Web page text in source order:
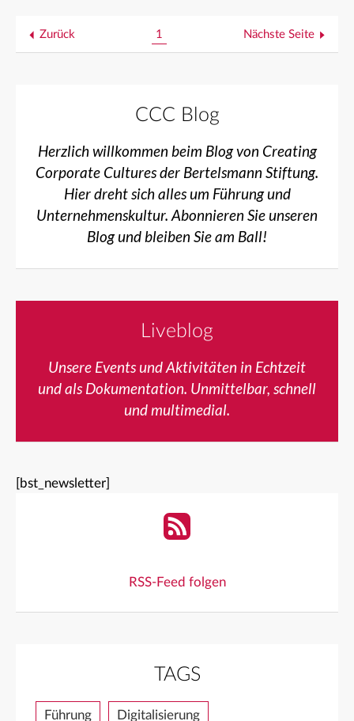
Zurück 1 Nächste Seite
CCC Blog
Herzlich willkommen beim Blog von Creating
Corporate Cultures der Bertelsmann Stiftung.
Hier dreht sich alles um Führung und
Unternehmenskultur. Abonnieren Sie unseren
Blog und bleiben Sie am Ball!
Liveblog
Unsere Events und Aktivitäten in Echtzeit
und als Dokumentation. Unmittelbar, schnell
und multimedial.
[bst_newsletter]
RSS-Feed folgen
TAGS
Führung Digitalisierung